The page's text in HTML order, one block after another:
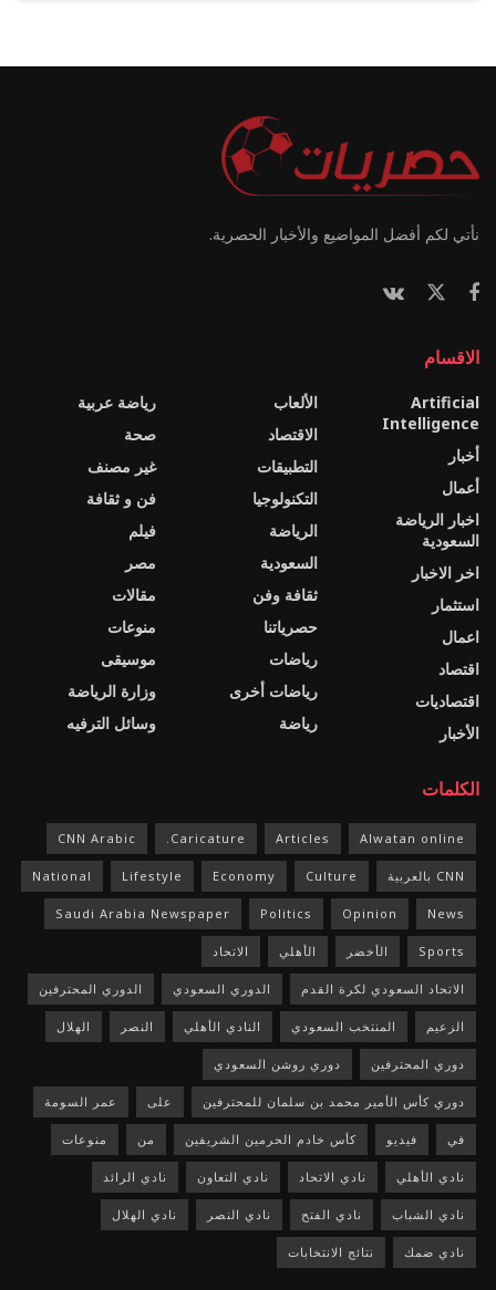
نأتي لكم أفضل المواضيع والأخبار الحصرية.
الاقسام
Artificial
Intelligence
أخبار
أعمال
اخبار الرياضة
السعودية
اخر الاخبار
استثمار
اعمال
اقتصاد
اقتصاديات
الأخبار
الألعاب
الاقتصاد
التطبيقات
التكنولوجيا
الرياضة
السعودية
ثقافة وفن
حصرياتنا
رياضات
رياضات أخرى
رياضة
رياضة عربية
صحة
غير مصنف
فن و ثقافة
فيلم
مصر
مقالات
منوعات
موسيقى
وزارة الرياضة
وسائل الترفيه
الكلمات
Alwatan online
Articles
Caricature.
CNN Arabic
CNN بالعربية Culture
Economy
Lifestyle
National
News
Opinion
Politics
Saudi Arabia Newspaper
Sports الأخضر الأهلي الاتحاد
الاتحاد السعودي لكرة القدم الدوري السعودي الدوري المحترفين
الزعيم المنتخب السعودي النادي الأهلي النصر الهلال
دوري المحترفين دوري روشن السعودي
دوري كأس الأمير محمد بن سلمان للمحترفين على عمر السومة
في فيديو كأس خادم الحرمين الشريفين من منوعات
نادي الأهلي نادي الاتحاد نادي التعاون نادي الرائد
نادي الشباب نادي الفتح نادي النصر نادي الهلال
نادي ضمك نتائج الانتخابات